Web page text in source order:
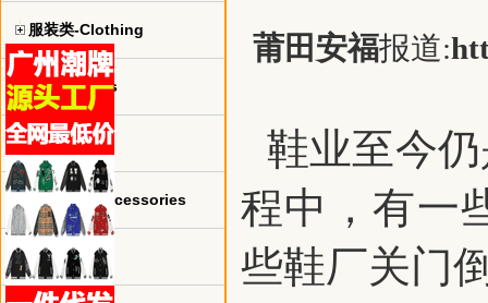
服装类-Clothing
球衣-jerseys
手表-watch
珠宝饰品-Accessories
包包-bags
莆田安福报道:
鞋业至今
程中，有一
些鞋厂关门